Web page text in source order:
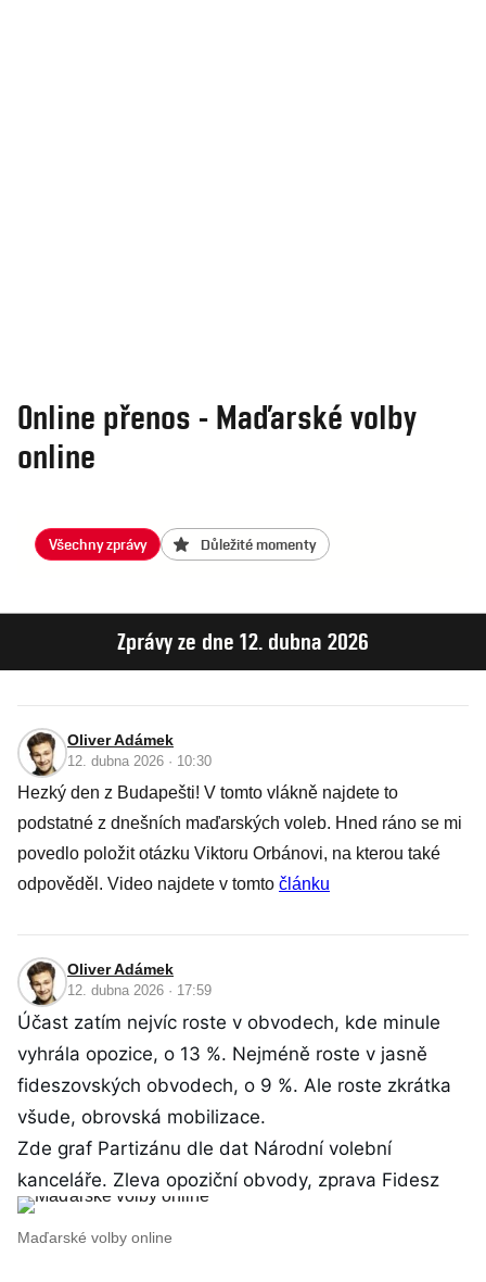
Online přenos - Maďarské volby
online
Všechny zprávy Důležité momenty
Zprávy ze dne 12. dubna 2026
Oliver Adámek
12. dubna 2026 · 10:30
Hezký den z Budapešti! V tomto vlákně najdete to
podstatné z dnešních maďarských voleb. Hned ráno se mi
povedlo položit otázku Viktoru Orbánovi, na kterou také
odpověděl. Video najdete v tomto článku
Oliver Adámek
12. dubna 2026 · 17:59
Účast zatím nejvíc roste v obvodech, kde minule
vyhrála opozice, o 13 %. Nejméně roste v jasně
fideszovských obvodech, o 9 %. Ale roste zkrátka
všude, obrovská mobilizace.
Zde graf Partizánu dle dat Národní volební
kanceláře. Zleva opoziční obvody, zprava Fidesz
Maďarské volby online